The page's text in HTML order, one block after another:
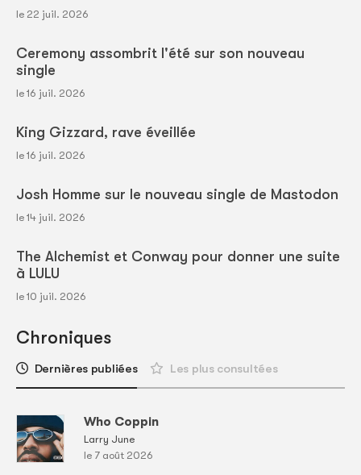
le 22 juil. 2026
Ceremony assombrit l'été sur son nouveau
single
le 16 juil. 2026
King Gizzard, rave éveillée
le 16 juil. 2026
Josh Homme sur le nouveau single de Mastodon
le 14 juil. 2026
The Alchemist et Conway pour donner une suite
à LULU
le 10 juil. 2026
Chroniques
Dernières publiées Les plus consultées
Who Coppin
Larry June
le 7 août 2026